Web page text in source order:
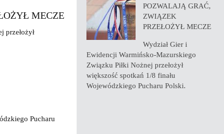
MECZE
przełożył
Pucharu
POZWALAJĄ GRAĆ,
ZWIĄZEK
PRZEŁOŻYŁ MECZE
Wydział Gier i
Ewidencji Warmińsko-Mazurskiego
Związku Piłki Nożnej przełożył
większość spotkań 1/8 finału
Wojewódzkiego Pucharu Polski.